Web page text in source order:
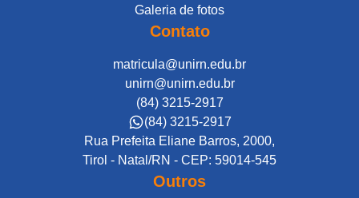
Galeria de fotos
Contato
matricula@unirn.edu.br
unirn@unirn.edu.br
(84) 3215-2917
(84) 3215-2917
Rua Prefeita Eliane Barros, 2000,
Tirol - Natal/RN - CEP: 59014-545
Outros